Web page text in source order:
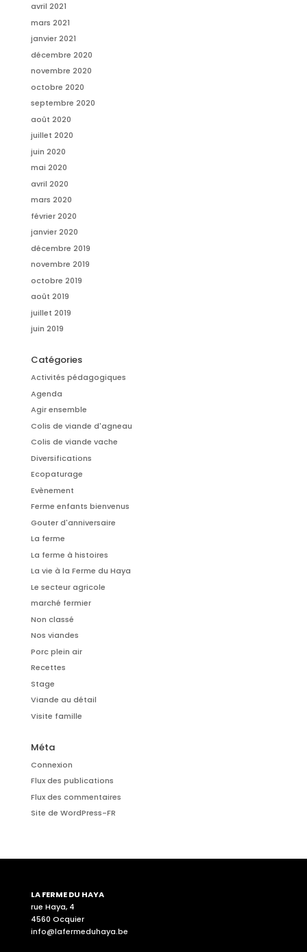
avril 2021
mars 2021
janvier 2021
décembre 2020
novembre 2020
octobre 2020
septembre 2020
août 2020
juillet 2020
juin 2020
mai 2020
avril 2020
mars 2020
février 2020
janvier 2020
décembre 2019
novembre 2019
octobre 2019
août 2019
juillet 2019
juin 2019
Catégories
Activités pédagogiques
Agenda
Agir ensemble
Colis de viande d'agneau
Colis de viande vache
Diversifications
Ecopaturage
Evènement
Ferme enfants bienvenus
Gouter d'anniversaire
La ferme
La ferme à histoires
La vie à la Ferme du Haya
Le secteur agricole
marché fermier
Non classé
Nos viandes
Porc plein air
Recettes
Stage
Viande au détail
Visite famille
Méta
Connexion
Flux des publications
Flux des commentaires
Site de WordPress-FR
LA FERME DU HAYA
rue Haya, 4
4560 Ocquier
info@lafermeduhaya.be